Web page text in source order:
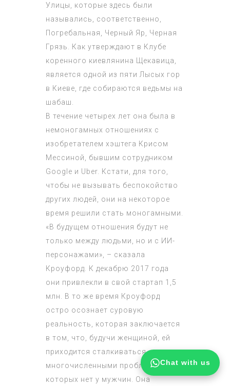
Улицы, которые здесь были
назывались, соответственно,
Погребальная, Черный Яр, Черная
Грязь. Как утверждают в Клубе
коренного киевлянина Щекавица,
является одной из пяти Лысых гор
в Киеве, где собираются ведьмы на
шабаш.
В течение четырех лет она была в
немоногамных отношениях с
изобретателем хэштега Крисом
Мессиной, бывшим сотрудником
Google и Uber. Кстати, для того,
чтобы не вызывать беспокойство
других людей, они на некоторое
время решили стать моногамными.
«В будущем отношения будут не
только между людьми, но и с ИИ-
персонажами», – сказала
Кроуфорд. К декабрю 2017 года
они привлекли в свой стартап 1,5
млн. В то же время Кроуфорд
остро осознает суровую
реальность, которая заключается
в том, что, будучи женщиной, ей
приходится сталкиваться с
многочисленными проблемами,
которых нет у мужчин. Она
Chat with us